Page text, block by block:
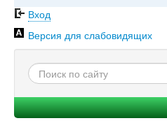
Вход
Версия для слабовидящих